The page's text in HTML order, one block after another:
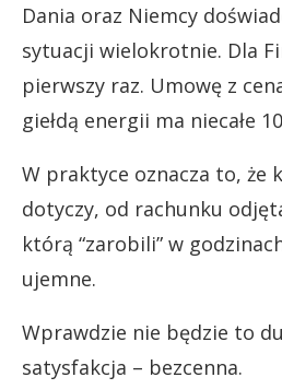
Dania oraz Niemcy
sytuacji wielokrotnie. Dla
pierwszy raz. Umowę z
giełdą energii ma niecałe
W praktyce oznacza to,
dotyczy, od rachunku
którą “zarobili” w
ujemne.
Wprawdzie nie będzie to
satysfakcja – bezcenna.